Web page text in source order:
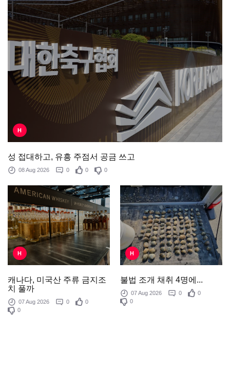
H
성 접대하고, 유흥 주점서 공금 쓰고
08 Aug 2026 0 0 0
H
캐나다, 미국산 주류 금지조
치 풀까
07 Aug 2026 0
0
0
H
불법 조개 채취 4명에...
07 Aug 2026 0
0
0